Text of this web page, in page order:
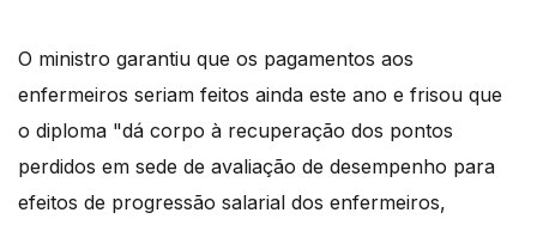
O ministro garantiu que os pagamentos aos
enfermeiros seriam feitos ainda este ano e frisou que
o diploma "dá corpo à recuperação dos pontos
perdidos em sede de avaliação de desempenho para
efeitos de progressão salarial dos enfermeiros,